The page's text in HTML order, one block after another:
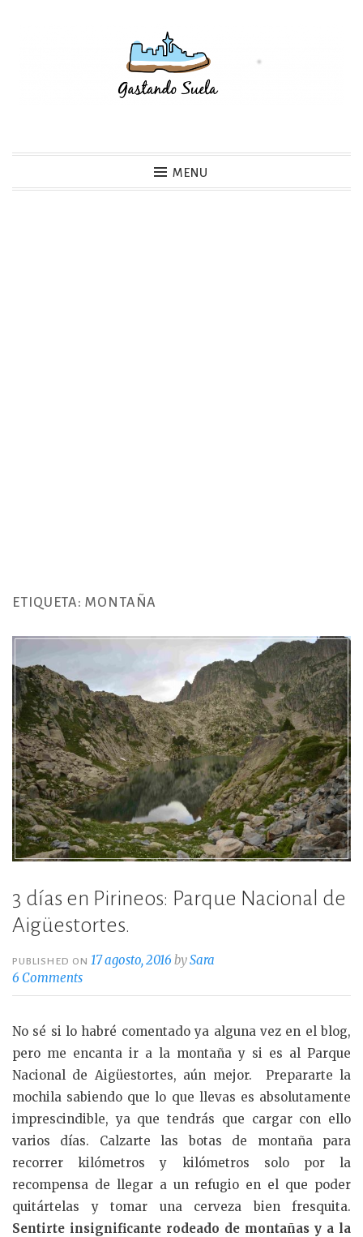
MENU
ETIQUETA:MONTAÑA
3 días en Pirineos: Parque Nacional de
Aigüestortes.
PUBLISHED ON 17 agosto, 2016 bySara
6 Comments
No sé si lo habré comentado ya alguna vez en el blog,
pero me encanta ir a la montaña y si es al Parque
Nacional de Aigüestortes, aún mejor. Prepararte la
mochila sabiendo que lo que llevas es absolutamente
imprescindible, ya que tendrás que cargar con ello
varios días. Calzarte las botas de montaña para
recorrer kilómetros y kilómetros solo por la
recompensa de llegar a un refugio en el que poder
quitártelas y tomar una cerveza bien fresquita.
Sentirte insignificante rodeado de montañas y a la